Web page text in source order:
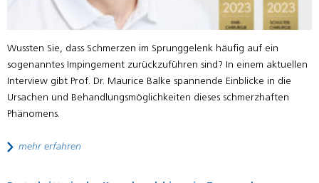
Wussten Sie, dass Schmerzen im Sprunggelenk häufig auf ein
sogenanntes Impingement zurückzuführen sind? In einem aktuellen
Interview gibt Prof. Dr. Maurice Balke spannende Einblicke in die
Ursachen und Behandlungsmöglichkeiten dieses schmerzhaften
Phänomens.
mehr erfahren